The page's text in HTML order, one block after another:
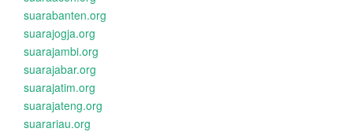
suarabanten.org
suarajogja.org
suarajambi.org
suarajabar.org
suarajatim.org
suarajateng.org
suarariau.org